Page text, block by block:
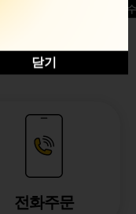
허니옥
전화주문
닫기